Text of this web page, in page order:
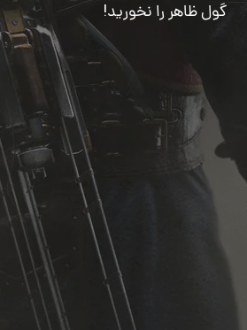
گول ظاهر را نخورید!